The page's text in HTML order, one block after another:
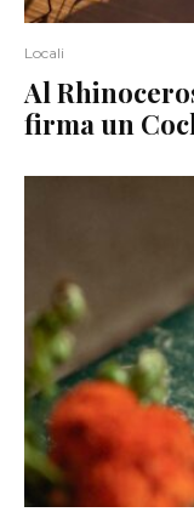
Locali
Al
firma un